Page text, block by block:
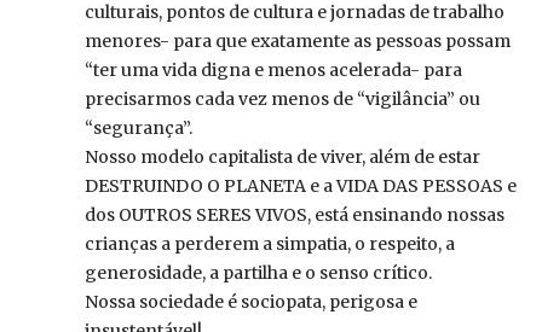
culturais, pontos de cultura e jornadas de trabalho
menores- para que exatamente as pessoas possam
“ter uma vida digna e menos acelerada- para
precisarmos cada vez menos de “vigilância” ou
“segurança”.
Nosso modelo capitalista de viver, além de estar
DESTRUINDO O PLANETA e a VIDA DAS PESSOAS e
dos OUTROS SERES VIVOS, está ensinando nossas
crianças a perderem a simpatia, o respeito, a
generosidade, a partilha e o senso crítico.
Nossa sociedade é sociopata, perigosa e